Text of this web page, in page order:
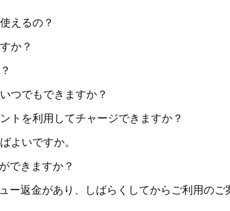
えるの？
か？
つでもできますか？
トを利用してチャージできますか？
よいですか。
できますか？
ー返金があり、しばらくしてからご利用の